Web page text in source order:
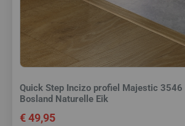
Quick Step Incizo profiel Majestic 3546
Bosland Naturelle Eik
€49,95